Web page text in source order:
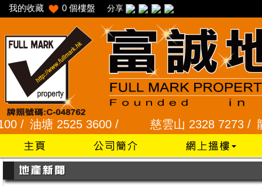
我的收藏 0 個樓盤 分享
油塘 2525 3600 / 慈雲山 2328 7273 /龍蟠